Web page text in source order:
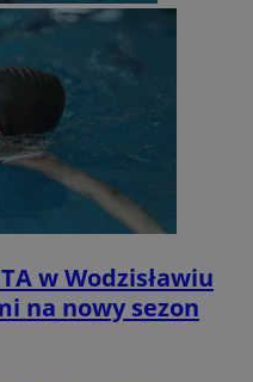
w Wodzisławiu
na nowy sezon